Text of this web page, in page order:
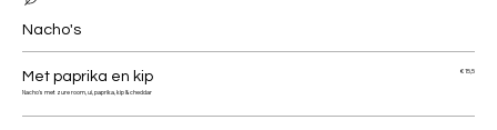
Nacho's
Met paprika en kip
Nacho's met zure room, ui, paprika, kip & cheddar
€ 15,5